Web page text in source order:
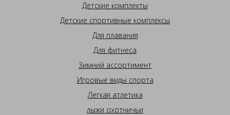
Детские комплекты
Детские спортивные комплексы
Для плавания
Для фитнеса
Зимний ассортимент
Игровые виды спорта
Легкая атлетика
лыжи охотничьи